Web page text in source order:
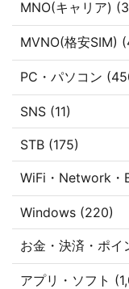
MNO(キャリア)
MVNO(格安SIM)
PC・パソコン
SNS (11)
STB (175)
WiFi・Network・
Windows (220)
お金・決済・ポイ
アプリ・ソフト